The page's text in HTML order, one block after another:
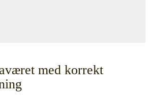
med korrekt